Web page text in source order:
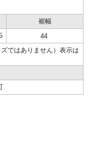
裾幅
44
ではありません）表示は